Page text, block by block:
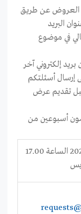
العروض عن طريق
البريد
في موضوع
إلكتروني آخر
إرسال أسئلتكم
تقديم عرض
أسبوعين من
الساعة 17.00